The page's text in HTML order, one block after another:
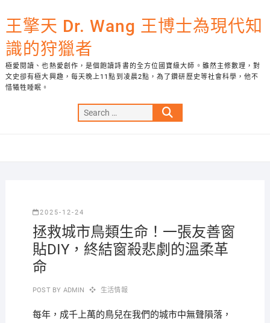
to
content
王擎天 Dr. Wang 王博士為現代知
識的狩獵者
極愛閱讀、也熱愛創作，是個飽讀詩書的全方位國寶級大師。雖然主修數理，對
文史卻有極大興趣，每天晚上11點到凌晨2點，為了鑽研歷史等社會科學，他不
惜犧牲睡眠。
Search
…
2025-12-24
拯救城市鳥類生命！一張友善窗
貼DIY，終結窗殺悲劇的溫柔革
命
POST BY ADMIN 生活情報
每年，成千上萬的鳥兒在我們的城市中無聲隕落，